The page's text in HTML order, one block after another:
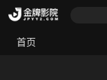
首页